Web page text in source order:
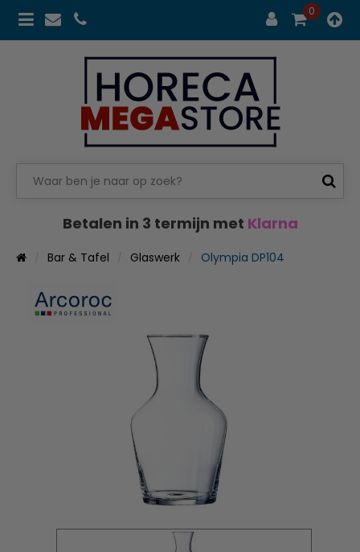
0
Betalen in 3 termijn met Klarna
Bar & Tafel Glaswerk Olympia DP104